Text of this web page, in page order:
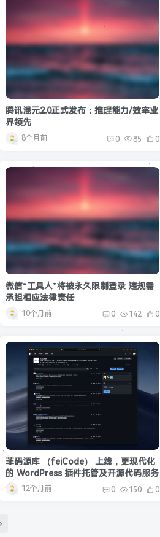
腾讯混元2.0正式发布：推理能力/效率业
界领先
8个月前 0 85 0
微信“工具人”将被永久限制登录 违规需
承担相应法律责任
10个月前 0 142 0
菲码源库 （feiCode） 上线，更现代化
的 WordPress 插件托管及开源代码服务
12个月前 0 150 0